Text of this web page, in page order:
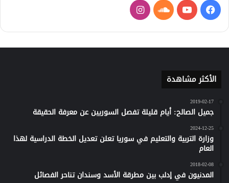
فيسبوكيوتيوبساوند
كلاود
انستقرام
الأكثر مشاهدة
2019-02-17
جميل الصالح: أيام قليلة تفصل السوريين عن معرفة الحقيقة
2024-12-25
وزارة التربية والتعليم في سوريا تعلن تعديل الخطة الدراسية لهذا
العام
2018-02-08
المدنيون في إدلب بين مطرقة الأسد وسندان تناحر الفصائل